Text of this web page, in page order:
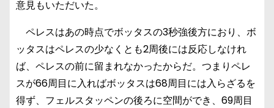
意見もいただいた。
ペレスはあの時点でボッタスの3秒強後方におり、ボ
ッタスはペレスの少なくとも2周後には反応しなけれ
ば、ペレスの前に留まれなかったからだ。つまりペレ
スが66周目に入ればボッタスは68周目には入らざるを
得ず、フェルスタッペンの後ろに空間ができ、69周目